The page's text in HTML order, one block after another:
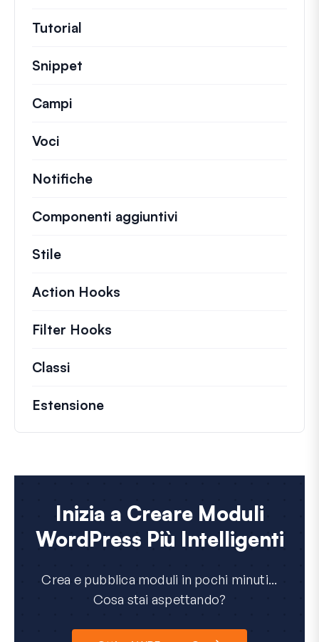
Tutorial
Snippet
Campi
Voci
Notifiche
Componenti aggiuntivi
Stile
Action Hooks
Filter Hooks
Classi
Estensione
Inizia a Creare Moduli
WordPress Più Intelligenti
Crea e pubblica moduli in pochi minuti...
Cosa stai aspettando?